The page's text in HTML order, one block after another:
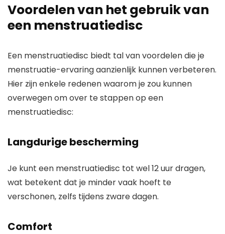
Voordelen van het gebruik van
een menstruatiedisc
Een menstruatiedisc biedt tal van voordelen die je
menstruatie-ervaring aanzienlijk kunnen verbeteren.
Hier zijn enkele redenen waarom je zou kunnen
overwegen om over te stappen op een
menstruatiedisc:
Langdurige bescherming
Je kunt een menstruatiedisc tot wel 12 uur dragen,
wat betekent dat je minder vaak hoeft te
verschonen, zelfs tijdens zware dagen.
Comfort